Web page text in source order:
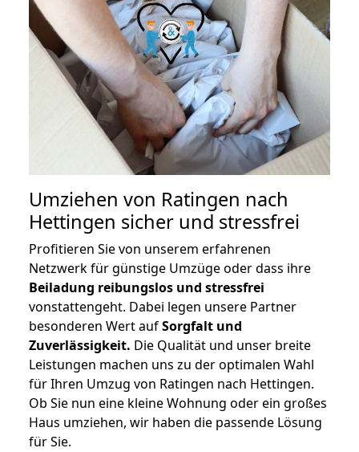
Umziehen von Ratingen nach
Hettingen sicher und stressfrei
Profitieren Sie von unserem erfahrenen
Netzwerk für günstige Umzüge oder dass ihre
Beiladung reibungslos und stressfrei
vonstattengeht. Dabei legen unsere Partner
besonderen Wert aufSorgfalt und
Zuverlässigkeit. Die Qualität und unser breite
Leistungen machen uns zu der optimalen Wahl
für Ihren Umzug von Ratingen nach Hettingen.
Ob Sie nun eine kleine Wohnung oder ein großes
Haus umziehen, wir haben die passende Lösung
für Sie.